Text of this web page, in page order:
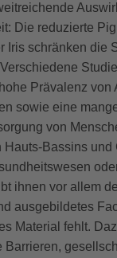
Die reduzierte
Iris schränken die
Prävalenz von
sowie eine
von
Hauts-Bassins und
ihnen vor allem
ausgebildetes
Material fehlt.
Barrieren,